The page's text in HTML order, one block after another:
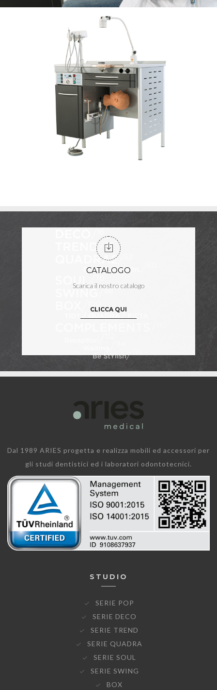
CATALOGO
Scarica il nostro catalogo
CLICCA QUI
Dal 1989 ARIES progetta e realizza mobili ed accessori per
gli studi dentistici ed i laboratori odontotecnici.
STUDIO
SERIE POP
SERIE DECO
SERIE TREND
SERIE QUADRA
SERIE SOUL
SERIE SWING
BOX